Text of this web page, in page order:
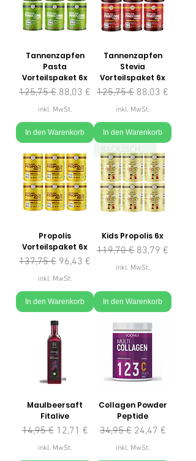
Tannenzapfen
Pasta
Vorteilspaket 6x
Standardpreis
125,75 € Sale-Preis
88,03 €
inkl. MwSt.
In den Warenkorb
Tannenzapfen
Stevia
Vorteilspaket 6x
Standardpreis
125,75 € Sale-Preis
88,03 €
inkl. MwSt.
In den Warenkorb
Propolis
Vorteilspaket 6x
Standardpreis
137,75 € Sale-Preis
96,43 €
inkl. MwSt.
In den Warenkorb
BACK2SCHOOL
Kids Propolis 6x
Standardpreis
119,70 € Sale-Preis
83,79 €
inkl. MwSt.
In den Warenkorb
Maulbeersaft
Fitalive
Standardpreis
14,95 € Sale-Preis
12,71 €
inkl. MwSt.
Collagen Powder
Peptide
Standardpreis
34,95 € Sale-Preis
24,47 €
inkl. MwSt.